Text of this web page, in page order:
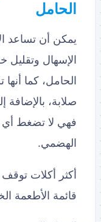
الحامل
يمكن أن تساعد
الإسهال وتقليل
الحامل، كما
صلابة، بالإضافة
فهي لا تضغط
الهضمي.
أكثر أكلات
قائمة الأطعمة